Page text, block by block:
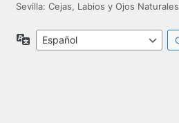
Sevilla: Cejas, Labios y Ojos Naturales
Idioma